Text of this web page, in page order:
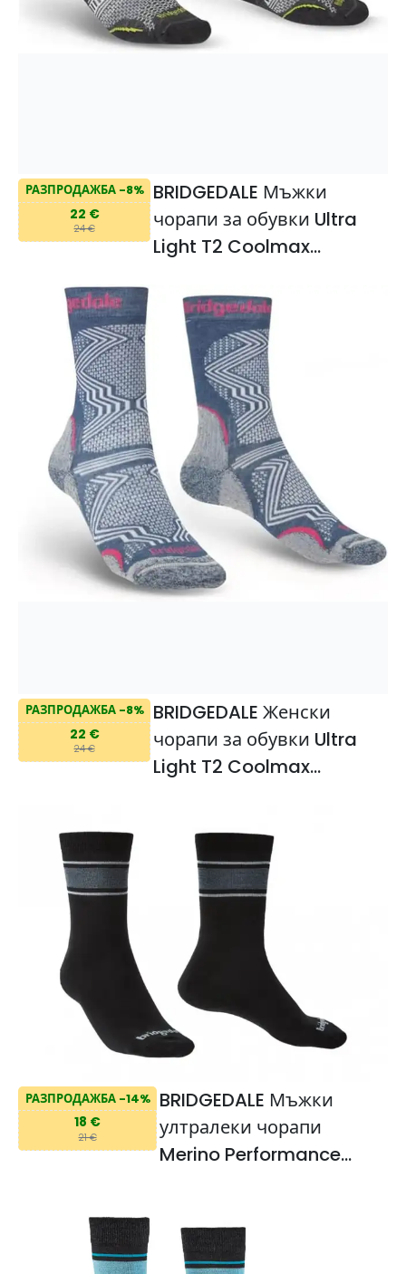
РАЗПРОДАЖБА -8%
22 €
24 €
BRIDGEDALE Мъжки
чорапи за обувки Ultra
Light T2 Coolmax
РАЗПРОДАЖБА -8%
22 €
24 €
BRIDGEDALE Женски
чорапи за обувки Ultra
Light T2 Coolmax
РАЗПРОДАЖБА -14%
18 €
21 €
BRIDGEDALE Мъжки
ултралеки чорапи
Merino Performance